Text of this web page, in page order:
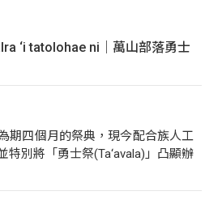
‘i tatolohae ni｜萬山部落勇士
期四個月的祭典，現今配合族人工
特別將「勇士祭(Ta‘avala)」凸顯辦